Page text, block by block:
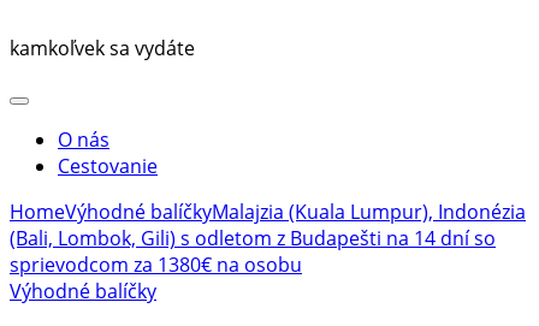
kamkoľvek sa vydáte
O nás
Cestovanie
HomeVýhodné balíčkyMalajzia (Kuala Lumpur), Indonézia
(Bali, Lombok, Gili) s odletom z Budapešti na 14 dní so
sprievodcom za 1380€ na osobu
Výhodné balíčky